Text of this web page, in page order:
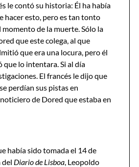
le contó su historia: Él ha había
hacer esto, pero es tan tonto
de la muerte. Sólo la
que este colega, al que
que era una locura, pero él
que lo intentara. Si al día
El francés le dijo que
perdían sus pistas en
de Dored que estaba en
había sido tomada el 14 de
del Diario de Lisboa, Leopoldo